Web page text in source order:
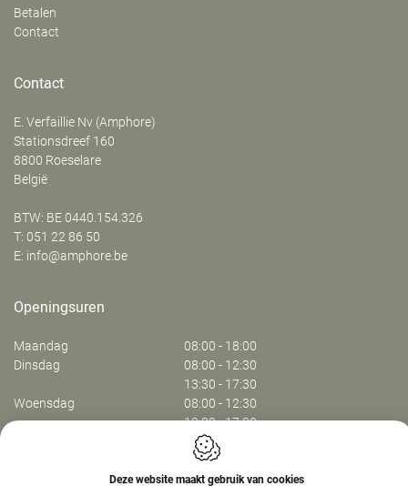
Betalen
Contact
Contact
E. Verfaillie Nv (Amphore)
‍Stationsdreef 160
8800 Roeselare
België
BTW: BE 0440.154.326
T: 051 22 86 50
E: info@amphore.be
Openingsuren
Maandag
08:00 - 18:00
Dinsdag
08:00 - 12:30
13:30 - 17:30
Woensdag
08:00 - 12:30
13:30 - 17:30
08:00 - 12:30
13:30 - 17:30
08:00 - 13:30
Deze website maakt gebruik van cookies